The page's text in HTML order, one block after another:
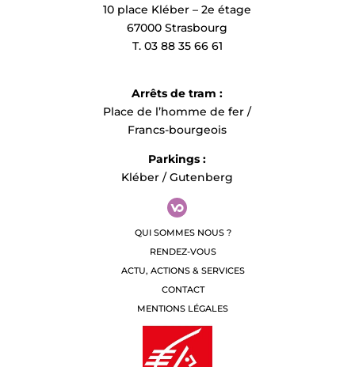
10 place Kléber – 2e étage
67000 Strasbourg
T. 03 88 35 66 61
Arrêts de tram :
Place de l’homme de fer /
Francs-bourgeois
Parkings :
Kléber / Gutenberg
QUI SOMMES NOUS ?
RENDEZ-VOUS
ACTU, ACTIONS & SERVICES
CONTACT
MENTIONS LÉGALES